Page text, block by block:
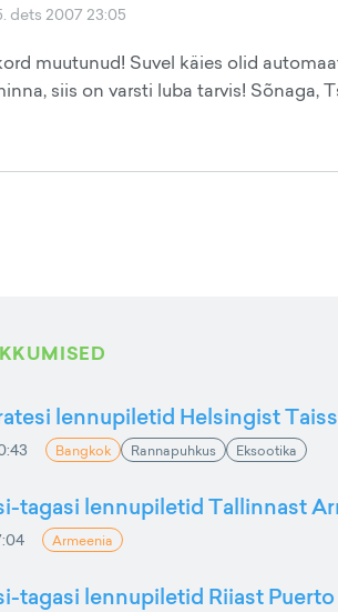
dets 2007 23:05
muutunud! Suvel käies olid
siis on varsti luba tarvis! Sõnaga,
lennupiletid Helsingist
Bangkok Rannapuhkus Eksootika
tagasi lennupiletid Tallinnast
Armeenia
tagasi lennupiletid Riiast